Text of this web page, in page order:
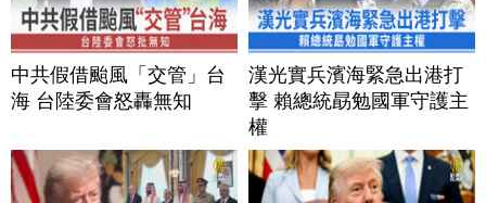
中共假借颱風「交管」台
海 台陸委會怒轟無知
漢光實兵濱海緊急出港打
擊 賴總統勗勉國軍守護主
權